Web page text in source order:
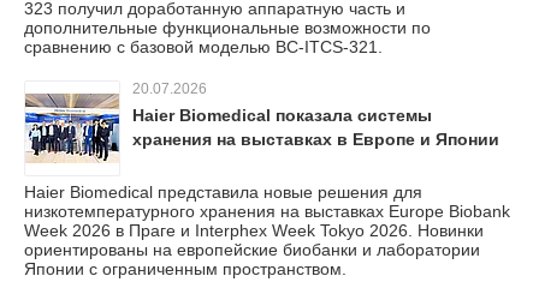
323 получил доработанную аппаратную часть и
дополнительные функциональные возможности по
сравнению с базовой моделью BC-ITCS-321.
20.07.2026
Haier Biomedical показала системы
хранения на выставках в Европе и Японии
Haier Biomedical представила новые решения для
низкотемпературного хранения на выставках Europe Biobank
Week 2026 в Праге и Interphex Week Tokyo 2026. Новинки
ориентированы на европейские биобанки и лаборатории
Японии с ограниченным пространством.